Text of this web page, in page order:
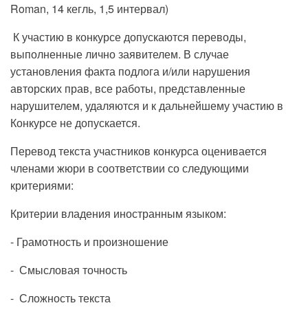
Roman, 14 кегль, 1,5 интервал)
К участию в конкурсе допускаются переводы,
выполненные лично заявителем. В случае
установления факта подлога и/или нарушения
авторских прав, все работы, представленные
нарушителем, удаляются и к дальнейшему участию в
Конкурсе не допускается.
Перевод текста участников конкурса оценивается
членами жюри в соответствии со следующими
критериями:
Критерии владения иностранным языком:
- Грамотность и произношение
- Смысловая точность
- Сложность текста